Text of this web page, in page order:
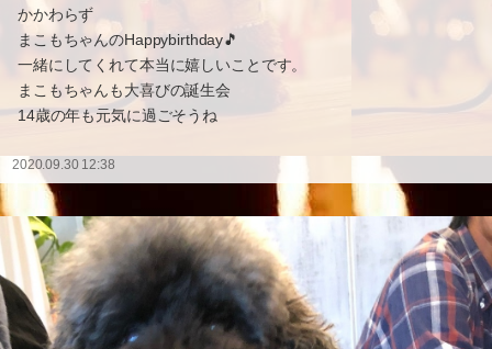
かかわらず
まこもちゃんのHappybirthday🎵
一緒にしてくれて本当に嬉しいことです。
まこもちゃんも大喜びの誕生会
14歳の年も元気に過ごそうね
2020.09.30 12:38